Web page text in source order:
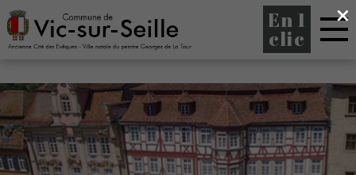
En 1
clic
×